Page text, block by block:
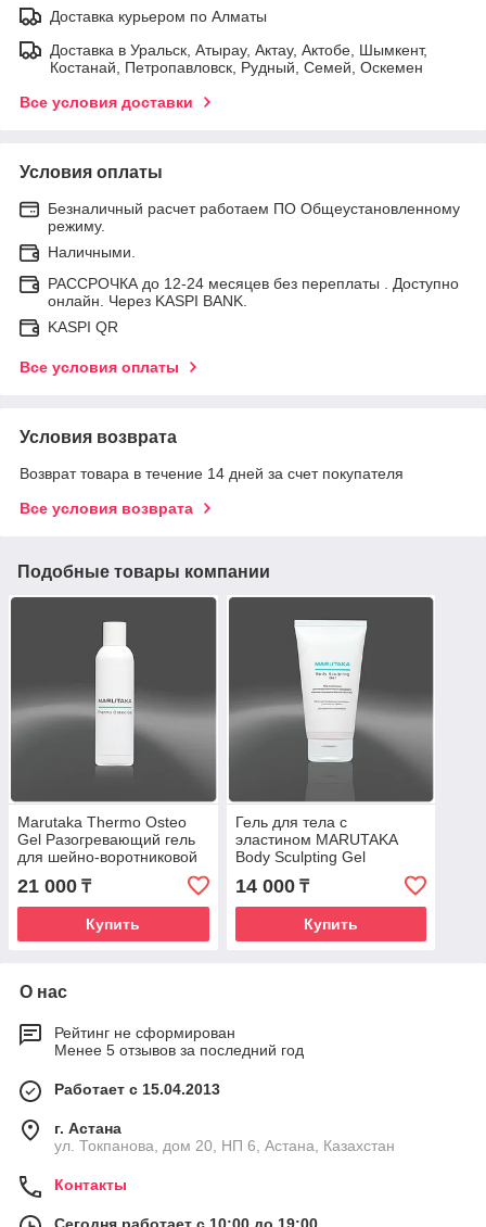
Доставка курьером по Алматы
Доставка в Уральск, Атырау, Актау, Актобе, Шымкент,
Костанай, Петропавловск, Рудный, Семей, Оскемен
Все условия доставки
Условия оплаты
Безналичный расчет работаем ПО Общеустановленному
режиму.
Наличными.
РАССРОЧКА до 12-24 месяцев без переплаты . Доступно
онлайн. Через KASPI BANK.
KASPI QR
Все условия оплаты
Условия возврата
Возврат товара в течение 14 дней за счет покупателя
Все условия возврата
Подобные товары компании
Marutaka Thermo Osteo
Gel Разогревающий гель
для шейно-воротниковой
21 000 ₸
Купить
Гель для тела с
эластином MARUTAKA
Body Sculpting Gel
14 000₸
Купить
О нас
Рейтинг не сформирован
Менее 5 отзывов за последний год
Работает с 15.04.2013
г. Астана
ул. Токпанова, дом 20, НП 6, Астана, Казахстан
Контакты